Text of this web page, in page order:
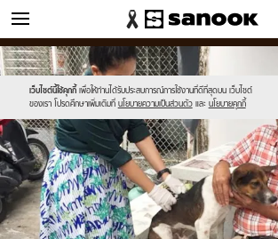
ข่าว
เว็บไซต์นี้ใช้คุกกี้ เพื่อให้ท่านได้รับประสบการณ์การใช้งานที่ดีที่สุดบน เว็บไซต์
ของเรา โปรดศึกษาเพิ่มเติมที่ นโยบายความเป็นส่วนตัว และ นโยบายคุกกี้
Sanook
//s.isanook.com/sr/0/images/logo-
new-
sanook.png
600
60
//s.isanook.com/ns/0/ud/1481/7407038/news07.jpg